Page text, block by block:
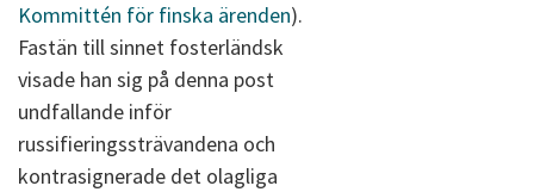
Kommittén för finska ärenden).
Fastän till sinnet fosterländsk
visade han sig på denna post
undfallande inför
russifieringssträvandena och
kontrasignerade det olagliga